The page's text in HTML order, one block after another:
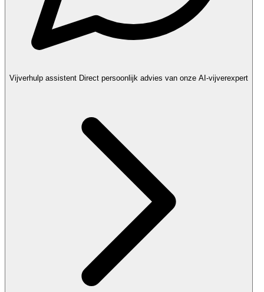
Vijverhulp assistent Direct persoonlijk advies van onze AI-vijverexpert